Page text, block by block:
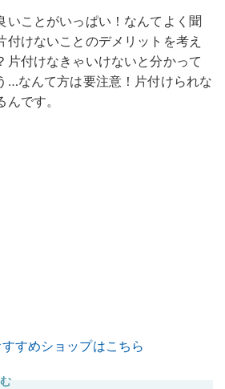
いことがいっぱい！なんてよく聞
付けないことのデメリットを考え
片付けなきゃいけないと分かって
…なんて方は要注意！片付けられな
です。
すすめショップはこちら